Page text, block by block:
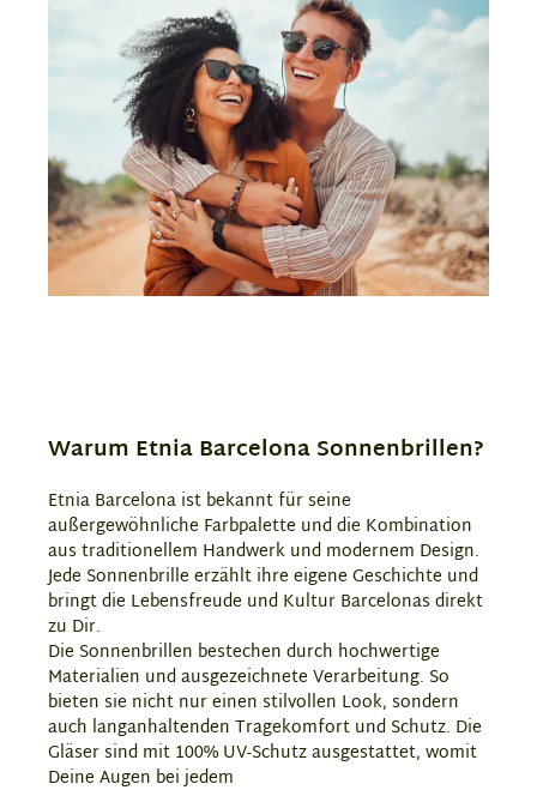
Warum Etnia Barcelona Sonnenbrillen?
Etnia Barcelona ist bekannt für seine
außergewöhnliche Farbpalette und die Kombination
aus traditionellem Handwerk und modernem Design.
Jede Sonnenbrille erzählt ihre eigene Geschichte und
bringt die Lebensfreude und Kultur Barcelonas direkt
zu Dir.
Die Sonnenbrillen bestechen durch hochwertige
Materialien und ausgezeichnete Verarbeitung. So
bieten sie nicht nur einen stilvollen Look, sondern
auch langanhaltenden Tragekomfort und Schutz. Die
Gläser sind mit 100% UV-Schutz ausgestattet, womit
Deine Augen bei jedem